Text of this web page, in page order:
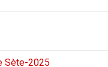
Sète-2025